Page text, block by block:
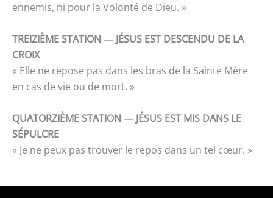
ennemis, ni pour la Volonté de Dieu. »
TREIZIÈME STATION ― JÉSUS EST DESCENDU DE LA
CROIX
« Elle ne repose pas dans les bras de la Sainte Mère
en cas de vie ou de mort. »
QUATORZIÈME STATION ― JÉSUS EST MIS DANS LE
SÉPULCRE
« Je ne peux pas trouver le repos dans un tel cœur. »